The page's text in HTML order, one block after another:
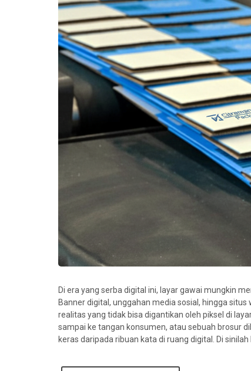
Di era yang serba digital ini, layar gawai mungkin
Banner digital, unggahan media sosial, hingga
realitas yang tidak bisa digantikan oleh piksel di
sampai ke tangan konsumen, atau sebuah brosur
keras daripada ribuan kata di ruang digital. Di